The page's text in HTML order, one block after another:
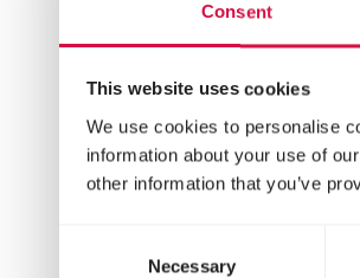
Consent
This website uses cookies
We use cookies to personalise
information about your use of
other information that you’ve
Necessary